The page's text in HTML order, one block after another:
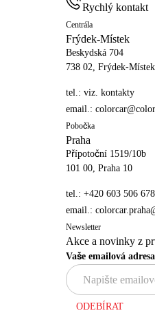
Rychlý kontakt
Centrála
Frýdek-Místek
Beskydská 704
738 02, Frýdek-Místek
tel.: viz. kontakty
email.:
Pobočka
Praha
Přípotoční 1519/10b
101 00, Praha 10
tel.: +420 603 506 678
email.:
Newsletter
Akce a novinky z
Vaše emailová adresa
ODEBÍRAT